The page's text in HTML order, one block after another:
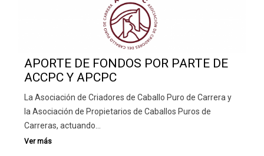
APORTE DE FONDOS POR PARTE DE
ACCPC Y APCPC
La Asociación de Criadores de Caballo Puro de Carrera y
la Asociación de Propietarios de Caballos Puros de
Carreras, actuando…